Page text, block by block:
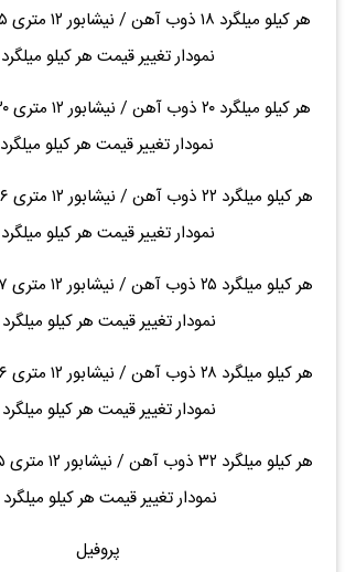
نمودار تغییر قیمت هر کیلو میلگرد ۱۸
نمودار تغییر قیمت هر کیلو میلگرد ۲۰
نمودار تغییر قیمت هر کیلو میلگرد ۲۲
نمودار تغییر قیمت هر کیلو میلگرد ۲۵
نمودار تغییر قیمت هر کیلو میلگرد ۲۸
نمودار تغییر قیمت هر کیلو میلگرد ۳۲
پروفیل